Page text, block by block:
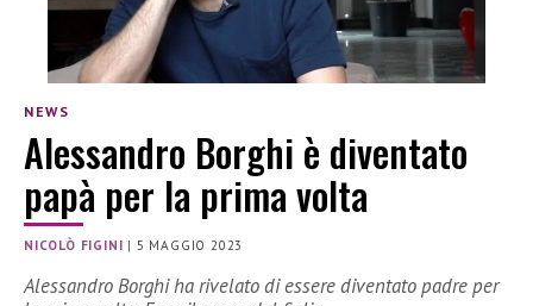
NEWS
Alessandro Borghi è diventato
papà per la prima volta
NICOLÒ FIGINI | 5 MAGGIO 2023
Alessandro Borghi ha rivelato di essere diventato padre per